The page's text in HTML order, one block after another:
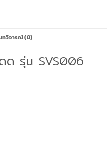
ทวิจารณ์ (0)
ด รุ่น SVS006